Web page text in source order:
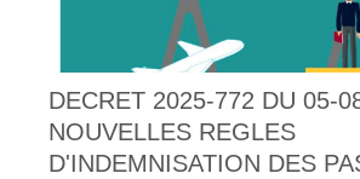
DECRET 2025-772 DU 05-
NOUVELLES REGLES
D'INDEMNISATION DES